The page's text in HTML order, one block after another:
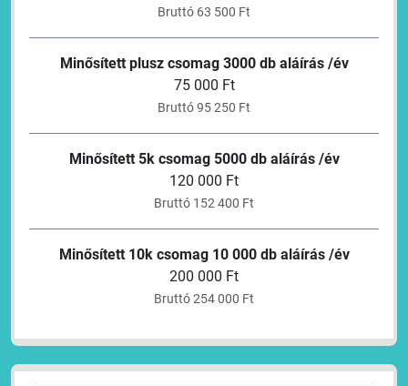
Bruttó 63 500 Ft
Minősített plusz csomag 3000 db aláírás /év
75 000 Ft
Bruttó 95 250 Ft
Minősített 5k csomag 5000 db aláírás /év
120 000 Ft
Bruttó 152 400 Ft
Minősített 10k csomag 10 000 db aláírás /év
200 000 Ft
Bruttó 254 000 Ft